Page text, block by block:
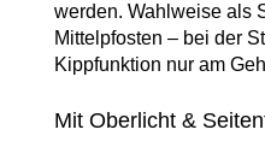
werden. Wahlweise als
Mittelpfosten – bei der
Kippfunktion nur am
Mit Oberlicht &